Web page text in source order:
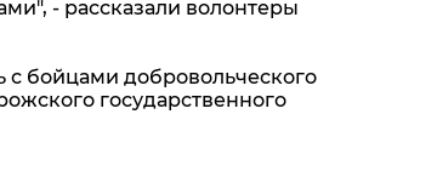
- рассказали волонтеры
с бойцами добровольческого
государственного